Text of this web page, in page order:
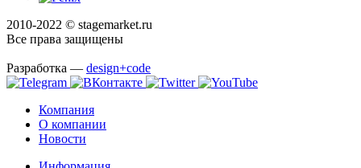
2010-2022 © stagemarket.ru
Все права защищены
Разработка — design+code
Компания
О компании
Новости